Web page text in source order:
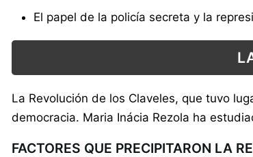
El papel de la policía secreta y la
La Revolución de los Claveles, que tuvo
democracia. Maria Inácia Rezola ha
FACTORES QUE PRECIPITARON LA